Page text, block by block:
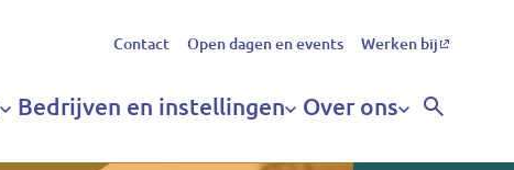
Secundair
menu
Contact Open dagen en events Werken bij
Bedrijven en instellingen Over ons